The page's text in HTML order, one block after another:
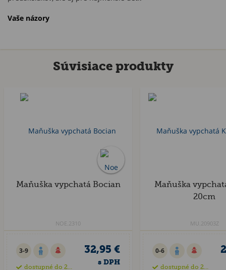
Vaše názory
Súvisiace produkty
Maňuška vypchatá Bocian
NOE.2310
3-9
dostupné do 21 dní
32,95 €
s DPH
Maňuška
20cm
MU.20903Z
0-6
dostupné do 28 dní